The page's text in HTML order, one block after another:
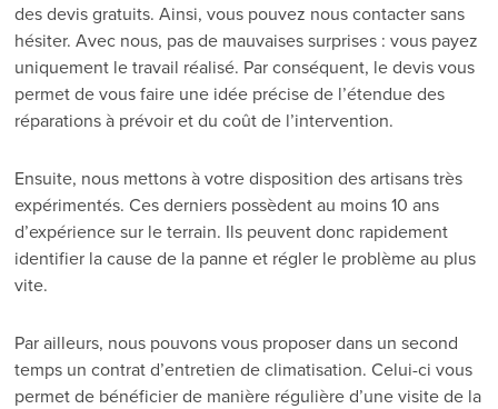
des devis gratuits. Ainsi, vous pouvez nous contacter sans
hésiter. Avec nous, pas de mauvaises surprises : vous payez
uniquement le travail réalisé. Par conséquent, le devis vous
permet de vous faire une idée précise de l’étendue des
réparations à prévoir et du coût de l’intervention.
Ensuite, nous mettons à votre disposition des artisans très
expérimentés. Ces derniers possèdent au moins 10 ans
d’expérience sur le terrain. Ils peuvent donc rapidement
identifier la cause de la panne et régler le problème au plus
vite.
Par ailleurs, nous pouvons vous proposer dans un second
temps un contrat d’entretien de climatisation. Celui-ci vous
permet de bénéficier de manière régulière d’une visite de la